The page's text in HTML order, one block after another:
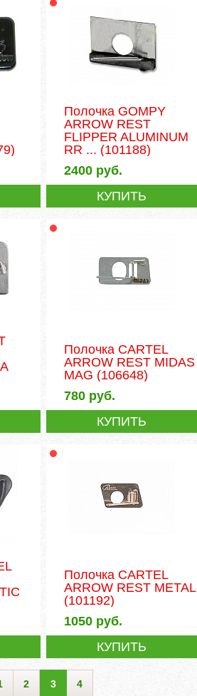
Полочка GOMPY
ARROW REST
FLIPPER ALUMINUM
RR ... (101188)
2400 руб.
КУПИТЬ
Полочка CARTEL
ARROW REST MIDAS
MAG (106648)
780 руб.
КУПИТЬ
Полочка CARTEL
ARROW REST METAL
(101192)
1050 руб.
КУПИТЬ
2 3 4